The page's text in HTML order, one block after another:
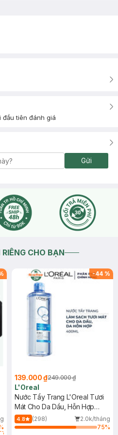
đầu tiên đánh giá
Gửi
CHO BẠN
-44 %
139.000 ₫249.000 ₫
L'Oreal
Nước Tẩy Trang L'Oreal Tươi
Mát Cho Da Dầu, Hỗn Hợp
400ml
4.8 (298)
2.0k/tháng
75%